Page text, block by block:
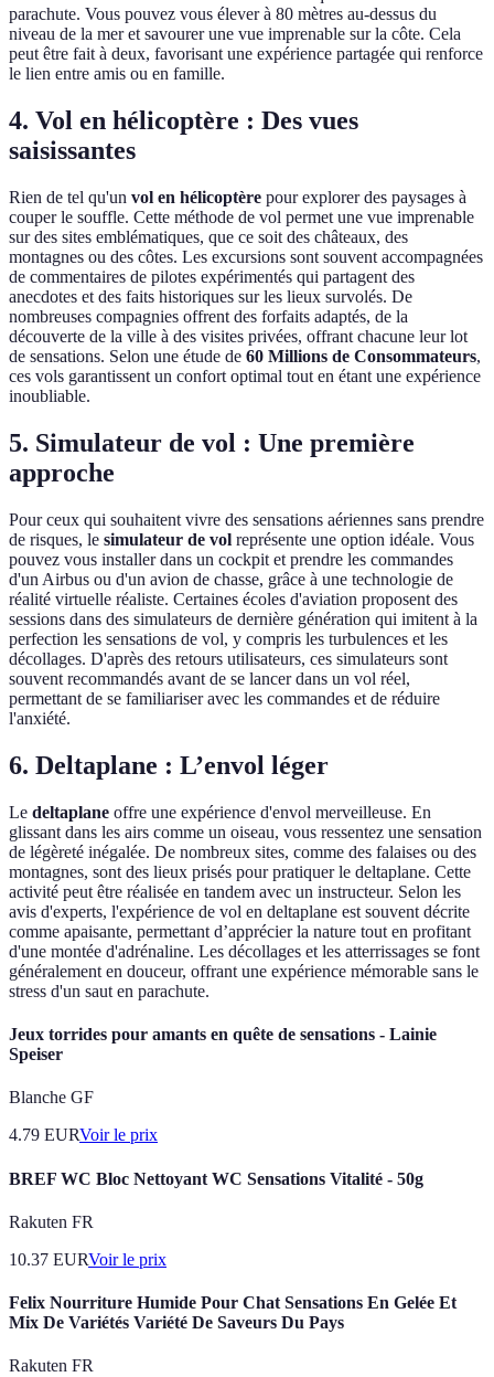
parachute. Vous pouvez vous élever à 80 mètres au-dessus du
niveau de la mer et savourer une vue imprenable sur la côte. Cela
peut être fait à deux, favorisant une expérience partagée qui renforce
le lien entre amis ou en famille.
4. Vol en hélicoptère : Des vues
saisissantes
Rien de tel qu'un vol en hélicoptère pour explorer des paysages à
couper le souffle. Cette méthode de vol permet une vue imprenable
sur des sites emblématiques, que ce soit des châteaux, des
montagnes ou des côtes. Les excursions sont souvent accompagnées
de commentaires de pilotes expérimentés qui partagent des
anecdotes et des faits historiques sur les lieux survolés. De
nombreuses compagnies offrent des forfaits adaptés, de la
découverte de la ville à des visites privées, offrant chacune leur lot
de sensations. Selon une étude de 60 Millions de Consommateurs,
ces vols garantissent un confort optimal tout en étant une expérience
inoubliable.
5. Simulateur de vol : Une première
approche
Pour ceux qui souhaitent vivre des sensations aériennes sans prendre
de risques, le simulateur de vol représente une option idéale. Vous
pouvez vous installer dans un cockpit et prendre les commandes
d'un Airbus ou d'un avion de chasse, grâce à une technologie de
réalité virtuelle réaliste. Certaines écoles d'aviation proposent des
sessions dans des simulateurs de dernière génération qui imitent à la
perfection les sensations de vol, y compris les turbulences et les
décollages. D'après des retours utilisateurs, ces simulateurs sont
souvent recommandés avant de se lancer dans un vol réel,
permettant de se familiariser avec les commandes et de réduire
l'anxiété.
6. Deltaplane : L’envol léger
Le deltaplane offre une expérience d'envol merveilleuse. En
glissant dans les airs comme un oiseau, vous ressentez une sensation
de légèreté inégalée. De nombreux sites, comme des falaises ou des
montagnes, sont des lieux prisés pour pratiquer le deltaplane. Cette
activité peut être réalisée en tandem avec un instructeur. Selon les
avis d'experts, l'expérience de vol en deltaplane est souvent décrite
comme apaisante, permettant d’apprécier la nature tout en profitant
d'une montée d'adrénaline. Les décollages et les atterrissages se font
généralement en douceur, offrant une expérience mémorable sans le
stress d'un saut en parachute.
Jeux torrides pour amants en quête de sensations - Lainie
Speiser
Blanche GF
4.79 EURVoir le prix
BREF WC Bloc Nettoyant WC Sensations Vitalité - 50g
Rakuten FR
10.37 EURVoir le prix
Felix Nourriture Humide Pour Chat Sensations En Gelée Et
Mix De Variétés Variété De Saveurs Du Pays
Rakuten FR